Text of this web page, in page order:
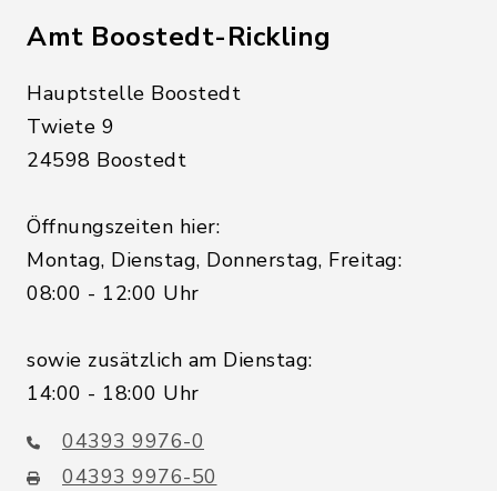
Amt Boostedt-Rickling
Hauptstelle Boostedt
Twiete 9
24598 Boostedt
Öffnungszeiten hier:
Montag, Dienstag, Donnerstag, Freitag:
08:00 - 12:00 Uhr
sowie zusätzlich am Dienstag:
14:00 - 18:00 Uhr
04393 9976-0
04393 9976-50